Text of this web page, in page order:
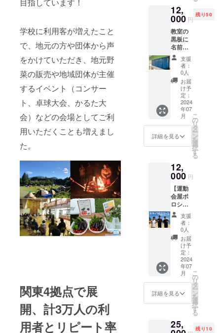
学校に利用客が増えたこと
で、地元の方や団体から声
をかけていただき、地元野
菜の販売や地域団体が主催
するイベント（コンサー
ト、卓球大会、かるた大
会）などの会場としてご利
用いただくことも増えまし
た。
関東4拠点で展
開、計3万人の利
用者とリピート率
礼メッ
セージ
付きハ
チマキ
＋BBQ
キャン
プ体験
付」購
入者が
対象で
す。 ※
最大100
名の運
動会で
す。100
名以上
の場合
は、複
数日程
て開催
しま
す。
葉県君
津市坂
畑２２
３−１
キャ
ンピー
ス君津
グラウ
ンド
（雨天
時は体
育館）
申込方
法：支
方に
URLを
します
プログ
ラム：
13時
～ 受
付・集
合 14時
～ 運
動会 16
時
閉会
式 ※
交通費
は自己
負担と
なりま
す。
※17時以
降の
キャン
ププロ
グルー
プで参
加する
場合は
人数分
のハチ
マキを
ご購入
くださ
い。 開
催日：
2024年
10月 開
催地：
葉県君
津市坂
キャ
ンピー
ス君津
グラウ
ンド
（雨天
時は体
育館）
申込方
法：支
援者の
方に
URLを
お送り
プログ
ラム：
～ 受
付・集
いてい
ます。
ない場
合は
「参加
しな
い」を
選択く
ださ
い。 ハ
チマキ1
枚につ
き参加
資格は1
名です
（お子
様は1名
可）。
グルー
プで参
加する
場合は
人数分
のハチ
マキを
ご購入
くださ
い。 運
動会の
あとは
BBQ（
地元の
さん、
地元野
校庭
神雷神
が綱引
きして
いるT
シャツ
ととお
礼メッ
セージ
付きハ
チマキ
をお送
りしま
す。 サ
イズ：S
～LLサ
イズ
（男女
2024年
10月に
る「支
援者×
キャン
プ場利
用者×地
域住民
の合同
大運動
会」の
参加資
格がつ
いてい
ます。
参加し
しな
12,
000 円
残り50
教室の
黒板に
名前
（ニッ
クネー
ム）と
メッ
セージ
を掲載
しま
す。
メッ
セージ
は30文
字ま
イメー
ジで
す。 ※
当施
設・プ
ロジェ
クトに
関係の
ない
メッ
セージ
はご遠
慮くだ
さい ※
備考欄
に掲載
希望の
を記入
支援
者：
0人
お届
け予
定：
2024
年07
月
詳細を見る
こ
の
リ
タ
ー
ン
を
選
択
す
る
12,
000 円
【運動
会屋ポ
ロシャ
ツ（1
枚）＋
お礼
メッ
セージ
付きハ
チマキ
＋BBQ
キャン
プ付】
胸元の
玉入れ
い。運
動会屋
支援
者：
0人
お届
け予
定：
2024
年07
月
詳細を見る
こ
の
リ
タ
ー
ン
を
選
択
す
る
25, 残り10